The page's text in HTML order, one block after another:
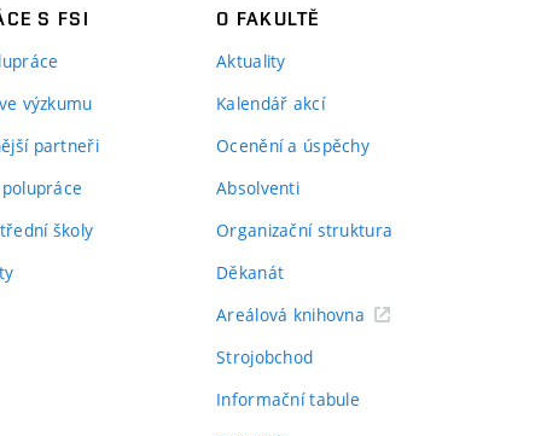
S FSI
výzkumu
partneři
školy
O FAKULTĚ
Aktuality
Kalendář akcí
Ocenění a úspěchy
Absolventi
Organizační struktura
Děkanát
Areálová knihovna
Strojobchod
Informační tabule